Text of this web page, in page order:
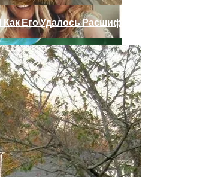
Его Удалось Расшифровать